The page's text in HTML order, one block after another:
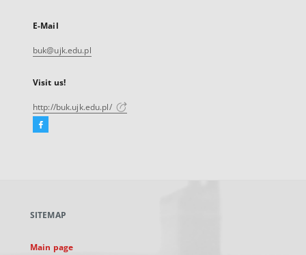
E-Mail
buk@ujk.edu.pl
Visit us!
http://buk.ujk.edu.pl/
Facebook
new
SITEMAP
Main page